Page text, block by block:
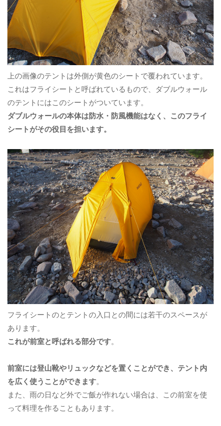
上の画像のテントは外側が黄色のシートで覆われています。
これはフライシートと呼ばれているもので、ダブルウォール
のテントにはこのシートがついています。
ダブルウォールの本体は防水・防風機能はなく、このフライ
シートがその役目を担います。
フライシートのとテントの入口との間には若干のスペースが
あります。
これが前室と呼ばれる部分です。
前室には登山靴やリュックなどを置くことができ、テント内
を広く使うことができます。
また、雨の日など外でご飯が作れない場合は、この前室を使
って料理を作ることもあります。